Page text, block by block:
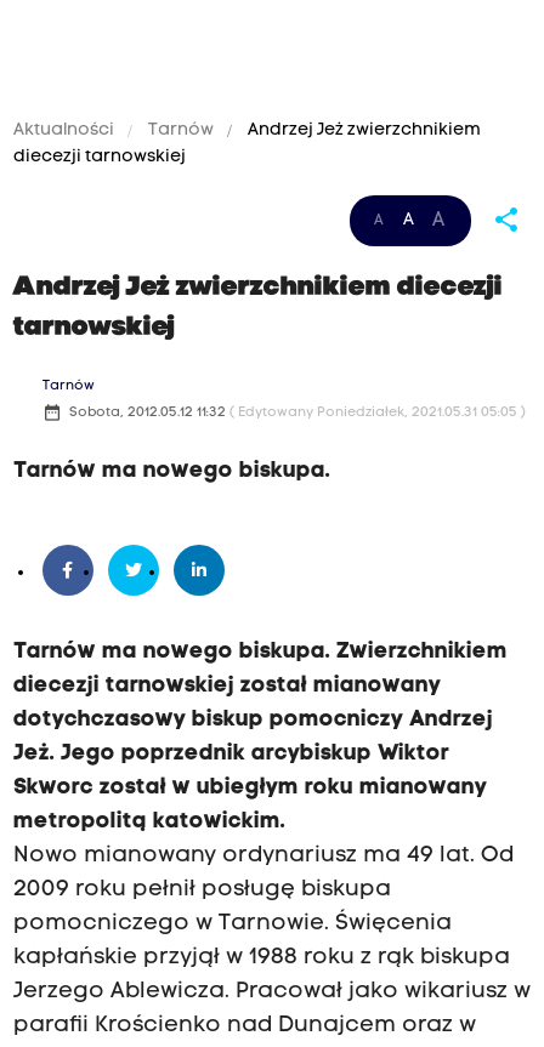
Aktualności Tarnów
Andrzej Jeż zwierzchnikiem
diecezji tarnowskiej
A A A share
Andrzej Jeż zwierzchnikiem diecezji
tarnowskiej
Tarnów
date_range Sobota, 2012.05.12 11:32 ( Edytowany Poniedziałek, 2021.05.31 05:05 )
Tarnów ma nowego biskupa.
Tarnów ma nowego biskupa. Zwierzchnikiem
diecezji tarnowskiej został mianowany
dotychczasowy biskup pomocniczy Andrzej
Jeż. Jego poprzednik arcybiskup Wiktor
Skworc został w ubiegłym roku mianowany
metropolitą katowickim.
Nowo mianowany ordynariusz ma 49 lat. Od
2009 roku pełnił posługę biskupa
pomocniczego w Tarnowie. Święcenia
kapłańskie przyjął w 1988 roku z rąk biskupa
Jerzego Ablewicza. Pracował jako wikariusz w
parafii Krościenko nad Dunajcem oraz w